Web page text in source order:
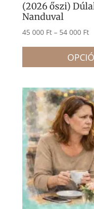
(2026 őszi)
Nanduval
45 000 Ft – 54 000 Ft
-